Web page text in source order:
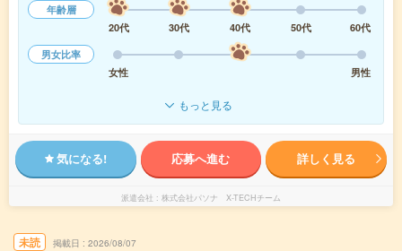
年齢層
20代
30代 40代 50代
60代
男女比率
女性
男性
もっと見る
気になる! 応募へ進む 詳しく見る
派遣会社 株式会社パソナ X-TECHチーム
未読 掲載日 2026/08/07